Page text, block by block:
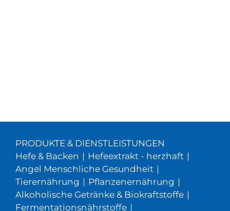
PRODUKTE & DIENSTLEISTUNGEN
Hefe & Backen | Hefeextrakt - herzhaft |
Angel Menschliche Gesundheit |
Tierernährung | Pflanzenernährung |
Alkoholische Getränke & Biokraftstoffe |
Fermentationsnährstoffe |